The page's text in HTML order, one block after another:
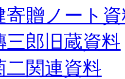
寄贈ノート
三郎旧蔵資料
二関連資料